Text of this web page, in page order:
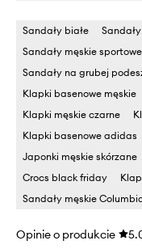
Sandały białe
Sandały męskie sportowe
Sandały na grubej
Klapki basenowe męskie
Klapki męskie czarne
Klapki basenowe adidas
Japonki męskie skórzane
Crocs black friday
Sandały męskie
Opinie o produkcie